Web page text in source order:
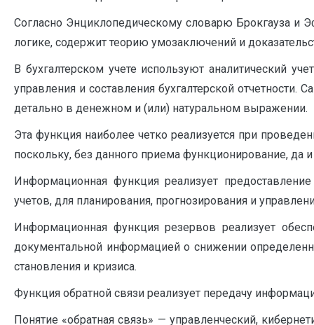
Согласно Энциклопедическому словарю Брокгауза и
логике, содержит теорию умозаключений и
В бухгалтерском учете используют аналитический
управления и составления бухгалтерской отчетности.
детально в денежном и (или) натуральном выражении.
Эта функция наиболее четко реализуется при
поскольку, без данного приема функционирование, да
Информационная функция реализует
учетов, для планирования, прогнозирования и
Информационная функция резервов реализует
документальной информацией о снижении
становления и кризиса.
Функция обратной связи реализует передачу
Понятие «обратная связь» — управленческий,